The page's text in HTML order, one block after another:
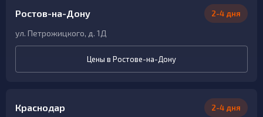
Ростов-на-Дону 2-4 дня
ул. Петрожицкого, д. 1Д
Цены в Ростове-на-Дону
Краснодар 2-4 дня